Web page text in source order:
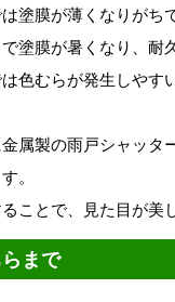
は塗膜が薄くなりが
塗膜が暑くなり、耐
は色むらが発生しや
属製の雨戸シャッタ
。
ることで、見た目が美
まで